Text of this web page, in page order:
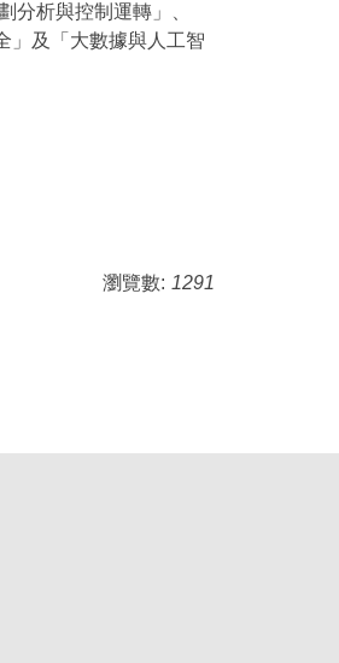
分析與控制運轉」、
」及「大數據與人工智
瀏覽數: 1291